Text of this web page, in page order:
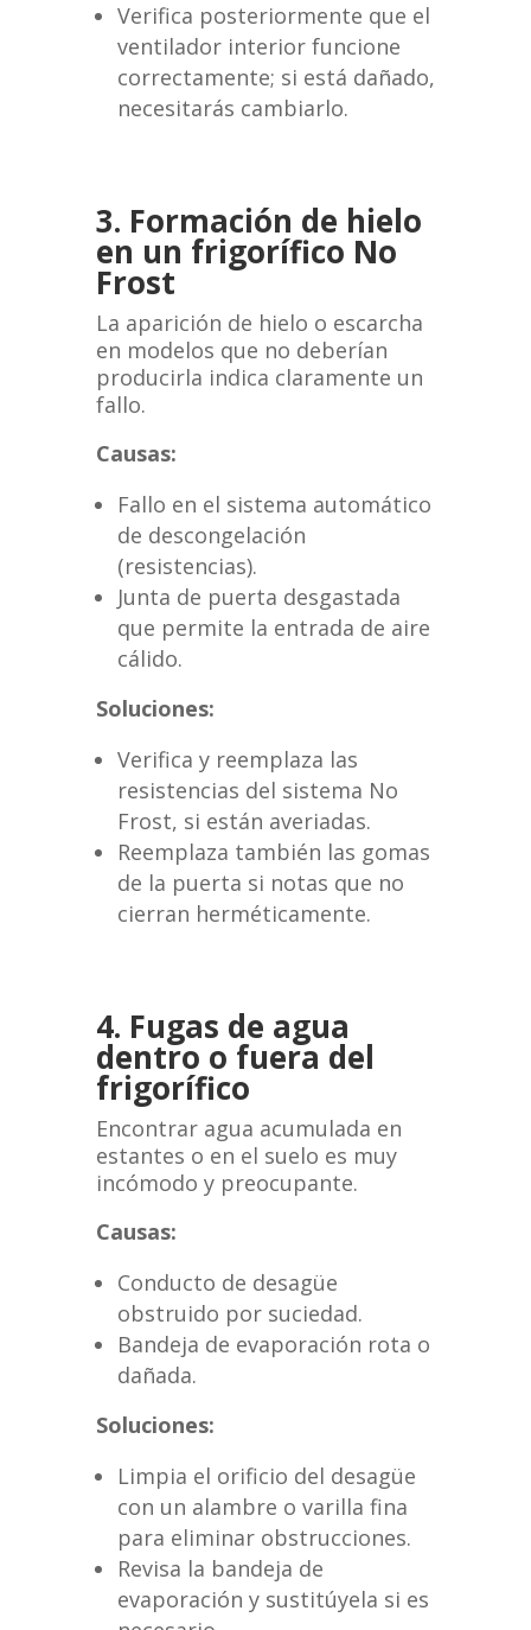
Verifica posteriormente que el
ventilador interior funcione
correctamente; si está dañado,
necesitarás cambiarlo.
3. Formación de hielo
en un frigorífico No
Frost
La aparición de hielo o escarcha
en modelos que no deberían
producirla indica claramente un
fallo.
Causas:
Fallo en el sistema automático
de descongelación
(resistencias).
Junta de puerta desgastada
que permite la entrada de aire
cálido.
Soluciones:
Verifica y reemplaza las
resistencias del sistema No
Frost, si están averiadas.
Reemplaza también las gomas
de la puerta si notas que no
cierran herméticamente.
4. Fugas de agua
dentro o fuera del
frigorífico
Encontrar agua acumulada en
estantes o en el suelo es muy
incómodo y preocupante.
Causas:
Conducto de desagüe
obstruido por suciedad.
Bandeja de evaporación rota o
dañada.
Soluciones:
Limpia el orificio del desagüe
con un alambre o varilla fina
para eliminar obstrucciones.
Revisa la bandeja de
evaporación y sustitúyela si es